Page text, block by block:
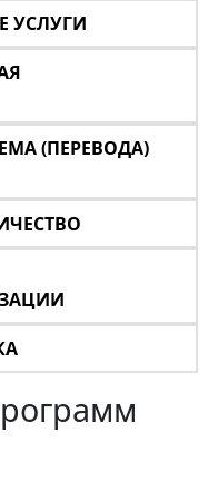
УСЛУГИ
(ПЕРЕВОДА)